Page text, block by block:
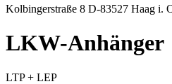
Kolbingerstraße 8 D-83527 Haag i.
LKW-Anhänger
LTP + LEP